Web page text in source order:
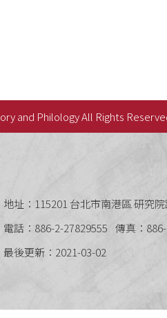
and Philology All Rights
地址：115201 台北市南港區 研究
電話：886-2-27829555 傳真：
最後更新：2021-03-02